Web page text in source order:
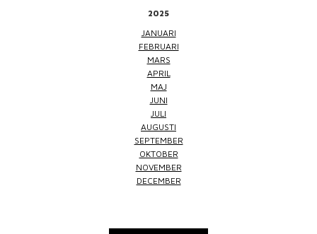
2025
JANUARI
FEBRUARI
MARS
APRIL
MAJ
JUNI
JULI
AUGUSTI
SEPTEMBER
OKTOBER
NOVEMBER
DECEMBER